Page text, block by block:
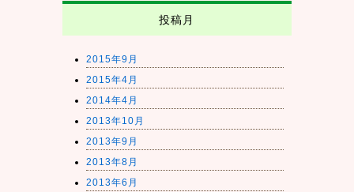
投稿月
2015年9月
2015年4月
2014年4月
2013年10月
2013年9月
2013年8月
2013年6月